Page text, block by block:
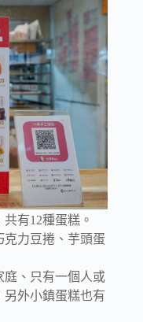
有12種蛋糕。
力豆捲、芋頭蛋
庭、只有一個人或
另外小鎮蛋糕也有